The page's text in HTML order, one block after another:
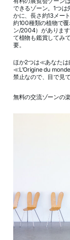
できるゾーン。1つ
かに、長さ約13メー
約100種類の植物で
ン/2004）がありま
て植物も鑑賞してみ
要。
ほか2つは≪あなたは
≪L’Origine du
禁止なので、目で見
無料の交流ゾーンの